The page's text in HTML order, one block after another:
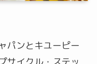
パンとキユーピー